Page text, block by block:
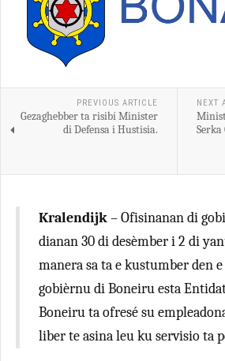
PREVIOUS ARTICLE
Gezaghebber ta risibí Minister
di Defensa i Hustisia.
NEXT
Serka
Kralendijk– Ofisinanan di
dianan 30 di desèmber i 2 di
manera sa ta e kustumber den
gobièrnu di Boneiru esta
Boneiru ta ofresé su
liber te asina leu ku servisio ta